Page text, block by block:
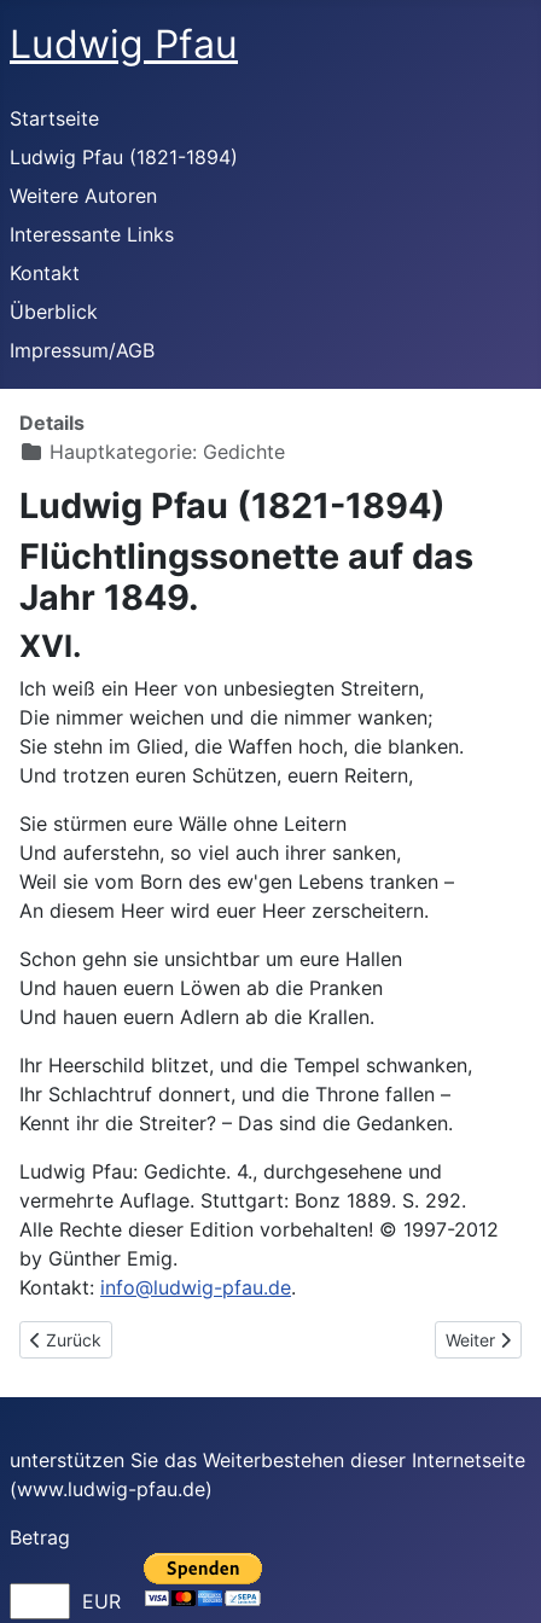
Ludwig Pfau
Startseite
Ludwig Pfau (1821-1894)
Weitere Autoren
Interessante Links
Kontakt
Überblick
Impressum/AGB
Details
Hauptkategorie: Gedichte
Ludwig Pfau (1821-1894)
Flüchtlingssonette auf das
Jahr 1849.
XVI.
Ich weiß ein Heer von unbesiegten Streitern,
Die nimmer weichen und die nimmer wanken;
Sie stehn im Glied, die Waffen hoch, die blanken.
Und trotzen euren Schützen, euern Reitern,
Sie stürmen eure Wälle ohne Leitern
Und auferstehn, so viel auch ihrer sanken,
Weil sie vom Born des ew'gen Lebens tranken –
An diesem Heer wird euer Heer zerscheitern.
Schon gehn sie unsichtbar um eure Hallen
Und hauen euern Löwen ab die Pranken
Und hauen euern Adlern ab die Krallen.
Ihr Heerschild blitzet, und die Tempel schwanken,
Ihr Schlachtruf donnert, und die Throne fallen –
Kennt ihr die Streiter? – Das sind die Gedanken.
Ludwig Pfau: Gedichte. 4., durchgesehene und
vermehrte Auflage. Stuttgart: Bonz 1889. S. 292.
Alle Rechte dieser Edition vorbehalten! © 1997-2012
by Günther Emig.
Kontakt: info@ludwig-pfau.de.
Vorheriger Beitrag: Flüchtlingssonette auf das Jahr 1849 XV
Zurück Nächster
Weiter
unterstützen Sie das Weiterbestehen dieser Internetseite
(www.ludwig-pfau.de)
Betrag
EUR